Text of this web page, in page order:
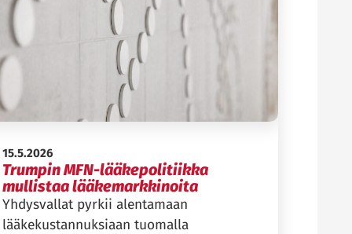
Julkaistu:
15.5.2026
Trumpin MFN-lääkepolitiikka
mullistaa lääkemarkkinoita
Yhdysvallat pyrkii alentamaan
lääkekustannuksiaan tuomalla